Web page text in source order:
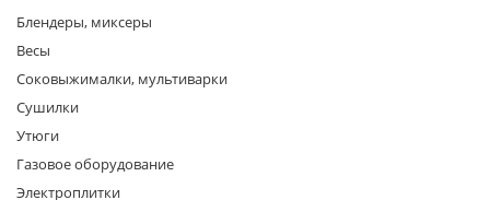
Блендеры, миксеры
Весы
Соковыжималки, мультиварки
Сушилки
Утюги
Газовое оборудование
Электроплитки